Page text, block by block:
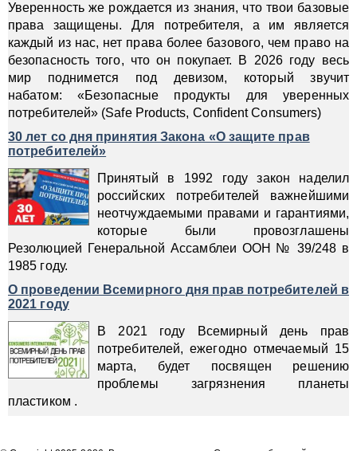
Уверенность же рождается из знания, что твои базовые
права защищены. Для потребителя, а им является
каждый из нас, нет права более базового, чем право на
безопасность того, что он покупает. В 2026 году весь
мир поднимется под девизом, который звучит
набатом: «Безопасные продукты для уверенных
потребителей» (Safe Products, Confident Consumers)
30 лет со дня принятия Закона «О защите прав
потребителей»
Принятый в 1992 году закон наделил
российских потребителей важнейшими
неотчуждаемыми правами и гарантиями,
которые были провозглашены
Резолюцией Генеральной Ассамблеи ООН № 39/248 в
1985 году.
О проведении Всемирного дня прав потребителей в
2021 году
В 2021 году Всемирный день прав
потребителей, ежегодно отмечаемый 15
марта, будет посвящен решению
проблемы загрязнения планеты
пластиком .